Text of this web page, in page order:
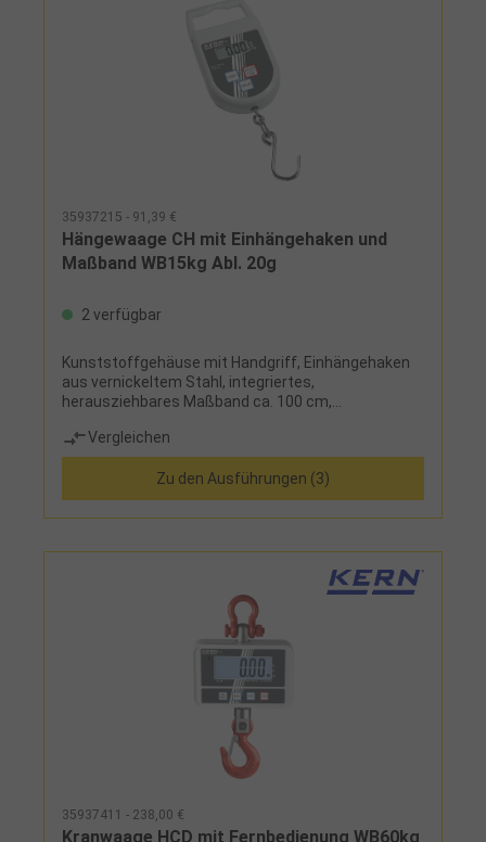
35937215 - 91,39 €
Hängewaage CH mit Einhängehaken und
Maßband WB15kg Abl. 20g
2 verfügbar
Kunststoffgehäuse mit Handgriff, Einhängehaken
aus vernickeltem Stahl, integriertes,
herausziehbares Maßband ca. 100 cm,
Funktionen: EIN/AUS, CAL extern, UNIT, MOVE, TARE,
Peak-HOLD, Multi-Data-HOLD, Auto-OffOptional:
Taraschale mit Haltebügel auf Anfrage
lieferbarHängewaagen niemals über die
angegebene Höchstlast hinaus
Batterie, Einhängehaken
Vergleichen
Zu den Ausführungen (3)
35937411 - 238,00 €
Kranwaage HCD mit Fernbedienung WB60kg